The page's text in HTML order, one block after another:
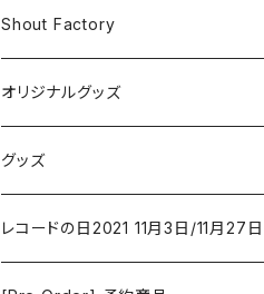
アクション/クライム
コメディ
ファンタジー/アドベンチャー
アニメーション
Iron and Wine
Electronic & Ambient
New Order
Jazz
Shout Factory
オリジナルグッズ
コーヒー
洋服
グッズ
レコードの日2021 11月3日/11月27日